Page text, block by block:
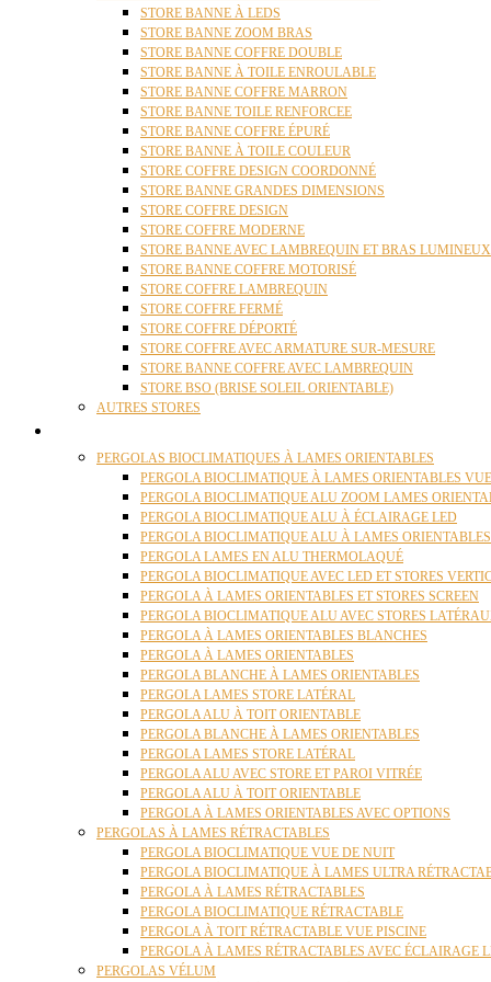
STORE BANNE À LEDS
STORE BANNE ZOOM BRAS
STORE BANNE COFFRE DOUBLE
STORE BANNE À TOILE ENROULABLE
STORE BANNE COFFRE MARRON
STORE BANNE TOILE RENFORCEE
STORE BANNE COFFRE ÉPURÉ
STORE BANNE À TOILE COULEUR
STORE COFFRE DESIGN COORDONNÉ
STORE BANNE GRANDES DIMENSIONS
STORE COFFRE DESIGN
STORE COFFRE MODERNE
STORE BANNE AVEC LAMBREQUIN ET BRAS LUMINEUX
STORE BANNE COFFRE MOTORISÉ
STORE COFFRE LAMBREQUIN
STORE COFFRE FERMÉ
STORE COFFRE DÉPORTÉ
STORE COFFRE AVEC ARMATURE SUR-MESURE
STORE BANNE COFFRE AVEC LAMBREQUIN
STORE BSO (BRISE SOLEIL ORIENTABLE)
AUTRES STORES
PERGOLAS BIOCLIMATIQUES À LAMES ORIENTABLES
PERGOLA BIOCLIMATIQUE À LAMES ORIENTABLES
PERGOLA BIOCLIMATIQUE ALU ZOOM LAMES
PERGOLA BIOCLIMATIQUE ALU À ÉCLAIRAGE LED
PERGOLA BIOCLIMATIQUE ALU À LAMES
PERGOLA LAMES EN ALU THERMOLAQUÉ
PERGOLA BIOCLIMATIQUE AVEC LED ET STORES
PERGOLA À LAMES ORIENTABLES ET STORES SCREEN
PERGOLA BIOCLIMATIQUE ALU AVEC STORES
PERGOLA À LAMES ORIENTABLES BLANCHES
PERGOLA À LAMES ORIENTABLES
PERGOLA BLANCHE À LAMES ORIENTABLES
PERGOLA LAMES STORE LATÉRAL
PERGOLA ALU À TOIT ORIENTABLE
PERGOLA BLANCHE À LAMES ORIENTABLES
PERGOLA LAMES STORE LATÉRAL
PERGOLA ALU AVEC STORE ET PAROI VITRÉE
PERGOLA ALU À TOIT ORIENTABLE
PERGOLA À LAMES ORIENTABLES AVEC OPTIONS
PERGOLAS À LAMES RÉTRACTABLES
PERGOLA BIOCLIMATIQUE VUE DE NUIT
PERGOLA BIOCLIMATIQUE À LAMES ULTRA
PERGOLA À LAMES RÉTRACTABLES
PERGOLA BIOCLIMATIQUE RÉTRACTABLE
PERGOLA À TOIT RÉTRACTABLE VUE PISCINE
PERGOLA À LAMES RÉTRACTABLES AVEC ÉCLAIRAGE
PERGOLAS VÉLUM